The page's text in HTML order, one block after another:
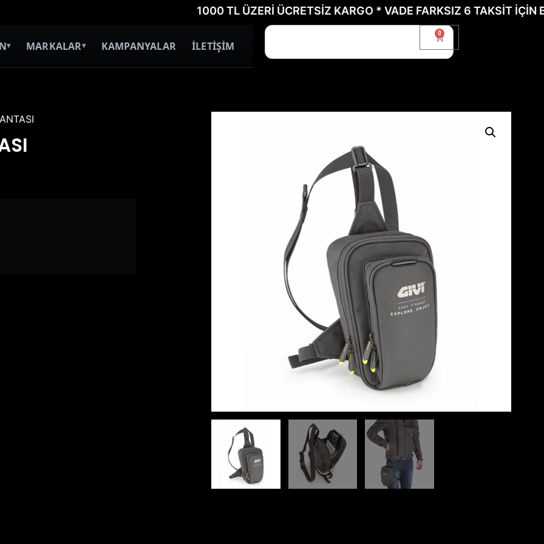
1000 TL ÜZERİ ÜCRETSİZ KARGO * VADE FARKSIZ 6 TAKSİT İÇİN BİZE
▾ MARKALAR▾ KAMPANYALAR İLETİŞİM
0